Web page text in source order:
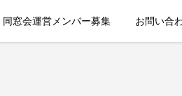
同窓会運営メンバー募集 お問い合